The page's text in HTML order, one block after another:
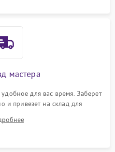
мастера
для вас время. Заберет
и привезет на склад для